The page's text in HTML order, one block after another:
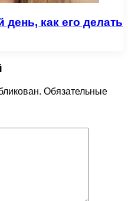
как его делать
Обязательные